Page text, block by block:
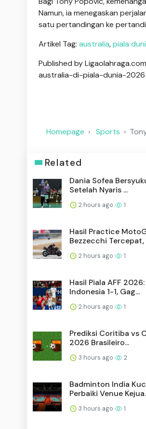
Namun, ia menegaskan
satu pertandingan ke
Artikel Tag: australia,piala
Published by
australia-di-piala-dunia-2026
Homepage Sports
Related
Dania Sofea
Setelah Nyaris ...
2 hours ago 1
Hasil Practice
Bezzecchi Tercepat,
2 hours ago 1
Hasil Piala AFF
Indonesia 1-1, Gag...
2 hours ago 1
Prediksi Coritiba vs
2026 Brasileiro...
3 hours ago 2
Badminton India
Perbaiki Venue
3 hours ago 1